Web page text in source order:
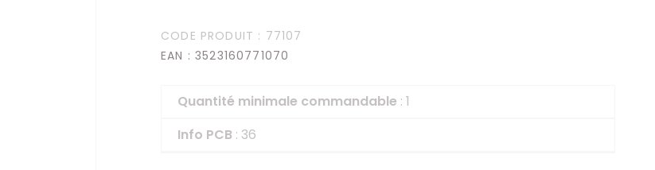
Sets d'accessoires
CODE PRODUIT : 77107
EAN : 3523160771070
Quantité minimale commandable : 1
Info PCB : 36